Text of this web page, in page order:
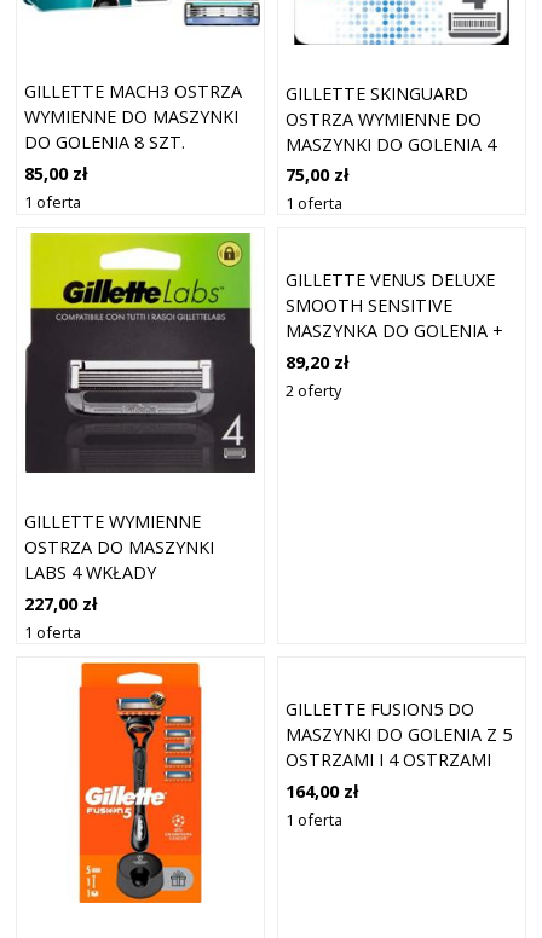
GILLETTE MACH3 OSTRZA
WYMIENNE DO MASZYNKI
DO GOLENIA 8 SZT.
85,00 zł
1 oferta
GILLETTE SKINGUARD
OSTRZA WYMIENNE DO
MASZYNKI DO GOLENIA 4
SZT.
75,00 zł
1 oferta
GILLETTE WYMIENNE
OSTRZA DO MASZYNKI
LABS 4 WKŁADY
227,00 zł
1 oferta
GILLETTE VENUS DELUXE
SMOOTH SENSITIVE
MASZYNKA DO GOLENIA +
OSTRZA WYMIENNE
ROSEGOLD 3 SZT.
89,20 zł
2 oferty
GILLETTE FUSION5 DO
MASZYNKI DO GOLENIA Z 5
OSTRZAMI I 4 OSTRZAMI
164,00 zł
1 oferta